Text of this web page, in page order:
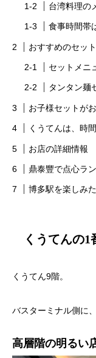
台湾料理の
食事時間帯
おすすめのセッ
セットメニ
タンタン麺
お子様セットが
くうてんは、時
お店の詳細情報
鼎泰豐で点心ラ
博多駅を楽しみ
くうてんの
くうてん9階。
バスターミナル側に
高層階の明るい